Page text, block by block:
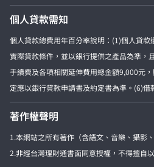
個人貸款需知
個人貸款總費用年百分率說明：(1)個人貸
實際貸款條件，並以銀行提供之產品為準，
手續費及各項相關延伸費用總金額9,000元
定應以銀行貸款申請書及約定書為準。(6)
著作權聲明
1.本網站之所有著作（含語文、音樂、攝影
2.非經台灣理財通書面同意授權，不得擅自